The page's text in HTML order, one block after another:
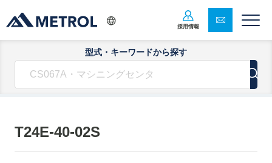
採用情報
型式・キーワードから探す
T24E-40-02S